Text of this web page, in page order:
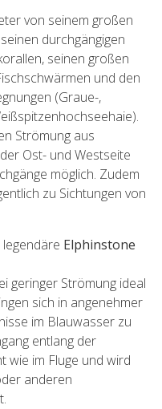
von seinem großen
durchgängigen
seinen großen
und den
(Graue-,
Strömung aus
Ost- und Westseite
möglich. Zudem
zu Sichtungen von
Elphinstone
geringer Strömung ideal
sich in angenehmer
im Blauwasser zu
entlang der
wie im Fluge und wird
anderen